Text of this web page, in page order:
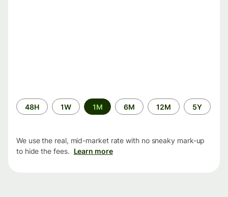
Time
period
48H 1W 1M 6M 12M 5Y
We use the real, mid-market rate with no sneaky mark-up
to hide the fees. Learn more